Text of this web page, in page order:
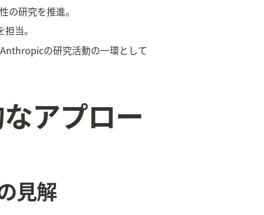
研究を推進。
当。
の研究活動の一環として
アプロー
見解